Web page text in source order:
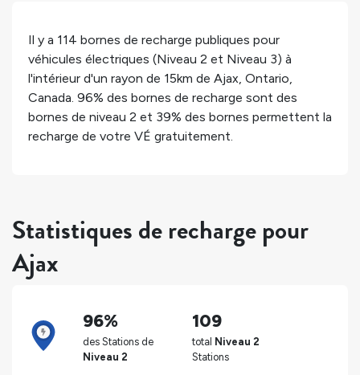
Il y a 114 bornes de recharge publiques pour
véhicules électriques (Niveau 2 et Niveau 3) à
l'intérieur d'un rayon de 15km de Ajax, Ontario,
Canada. 96% des bornes de recharge sont des
bornes de niveau 2 et 39% des bornes permettent la
recharge de votre VÉ gratuitement.
Statistiques de recharge pour
Ajax
96%
des Stations de
Niveau 2
109
total Niveau 2
Stations